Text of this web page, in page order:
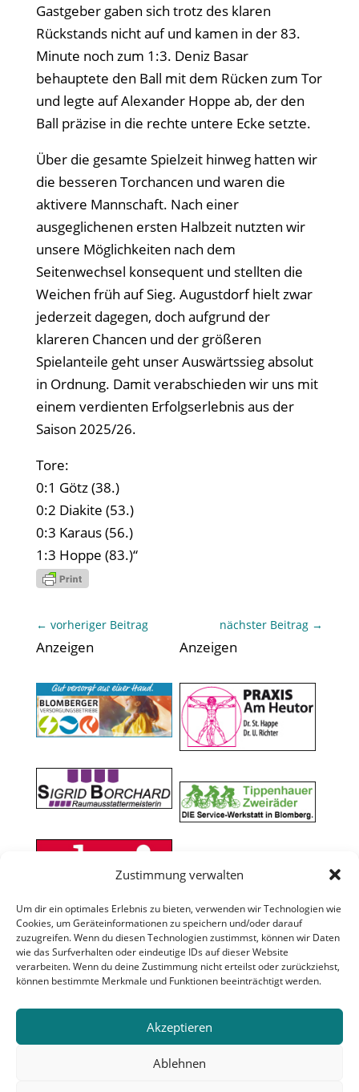
Zustimmung verwalten
Um dir ein optimales Erlebnis zu bieten, verwenden wir Technologien wie
Cookies, um Geräteinformationen zu speichern und/oder darauf
zuzugreifen. Wenn du diesen Technologien zustimmst, können wir Daten
wie das Surfverhalten oder eindeutige IDs auf dieser Website
verarbeiten. Wenn du deine Zustimmung nicht erteilst oder zurückziehst,
können bestimmte Merkmale und Funktionen beeinträchtigt werden.
Akzeptieren
Ablehnen
Gastgeber gaben sich trotz des klaren
Rückstands nicht auf und kamen in der 83.
Minute noch zum 1:3. Deniz Basar
behauptete den Ball mit dem Rücken zum Tor
und legte auf Alexander Hoppe ab, der den
Ball präzise in die rechte untere Ecke setzte.
Über die gesamte Spielzeit hinweg hatten wir
die besseren Torchancen und waren die
aktivere Mannschaft. Nach einer
ausgeglichenen ersten Halbzeit nutzten wir
unsere Möglichkeiten nach dem
Seitenwechsel konsequent und stellten die
Weichen früh auf Sieg. Augustdorf hielt zwar
jederzeit dagegen, doch aufgrund der
klareren Chancen und der größeren
Spielanteile geht unser Auswärtssieg absolut
in Ordnung. Damit verabschieden wir uns mit
einem verdienten Erfolgserlebnis aus der
Saison 2025/26.
Tore:
0:1 Götz (38.)
0:2 Diakite (53.)
0:3 Karaus (56.)
1:3 Hoppe (83.)“
← vorheriger Beitrag nächster Beitrag →
Anzeigen Anzeigen